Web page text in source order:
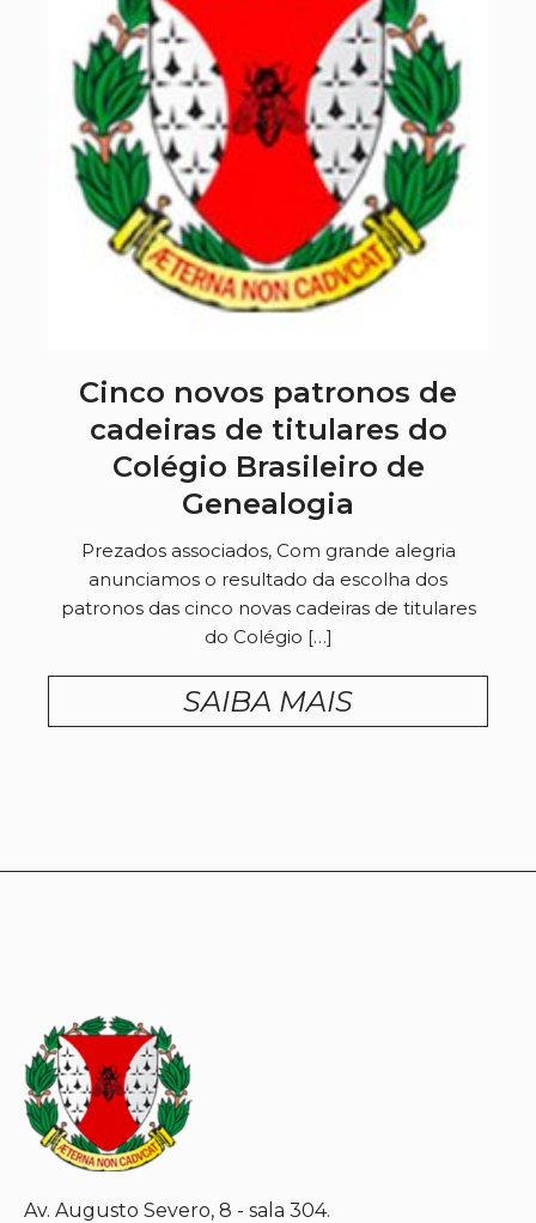
Cinco novos patronos de
cadeiras de titulares do
Colégio Brasileiro de
Genealogia
Prezados associados, Com grande alegria
anunciamos o resultado da escolha dos
patronos das cinco novas cadeiras de titulares
do Colégio […]
SAIBA MAIS
Av. Augusto Severo, 8 - sala 304.